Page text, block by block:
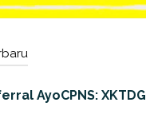
AyoCPNS: XKTDGI